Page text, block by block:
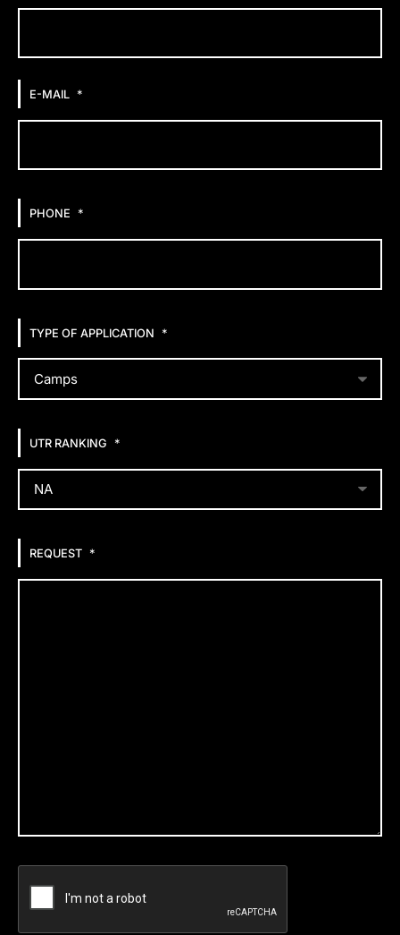
E-MAIL *
PHONE *
TYPE OF APPLICATION *
UTR RANKING *
REQUEST *